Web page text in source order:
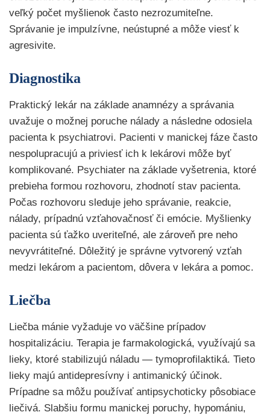
veľký počet myšlienok často nezrozumiteľne.
Správanie je impulzívne, neústupné a môže viesť k
agresivite.
Diagnostika
Praktický lekár na základe anamnézy a správania
uvažuje o možnej poruche nálady a následne odosiela
pacienta k psychiatrovi. Pacienti v manickej fáze často
nespolupracujú a priviesť ich k lekárovi môže byť
komplikované. Psychiater na základe vyšetrenia, ktoré
prebieha formou rozhovoru, zhodnotí stav pacienta.
Počas rozhovoru sleduje jeho správanie, reakcie,
nálady, prípadnú vzťahovačnosť či emócie. Myšlienky
pacienta sú ťažko uveriteľné, ale zároveň pre neho
nevyvrátiteľné. Dôležitý je správne vytvorený vzťah
medzi lekárom a pacientom, dôvera v lekára a pomoc.
Liečba
Liečba mánie vyžaduje vo väčšine prípadov
hospitalizáciu. Terapia je farmakologická, využívajú sa
lieky, ktoré stabilizujú náladu — tymoprofilaktiká. Tieto
lieky majú antidepresívny i antimanický účinok.
Prípadne sa môžu používať antipsychoticky pôsobiace
liečivá. Slabšiu formu manickej poruchy, hypomániu,